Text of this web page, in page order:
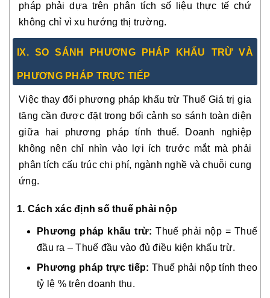
pháp phải dựa trên phân tích số liệu thực tế chứ
không chỉ vì xu hướng thị trường.
IX. SO SÁNH PHƯƠNG PHÁP KHẤU TRỪ VÀ
PHƯƠNG PHÁP TRỰC TIẾP
Việc thay đổi phương pháp khấu trừ Thuế Giá trị gia
tăng cần được đặt trong bối cảnh so sánh toàn diện
giữa hai phương pháp tính thuế. Doanh nghiệp
không nên chỉ nhìn vào lợi ích trước mắt mà phải
phân tích cấu trúc chi phí, ngành nghề và chuỗi cung
ứng.
1. Cách xác định số thuế phải nộp
Phương pháp khấu trừ: Thuế phải nộp = Thuế
đầu ra – Thuế đầu vào đủ điều kiện khấu trừ.
Phương pháp trực tiếp: Thuế phải nộp tính theo
tỷ lệ % trên doanh thu.